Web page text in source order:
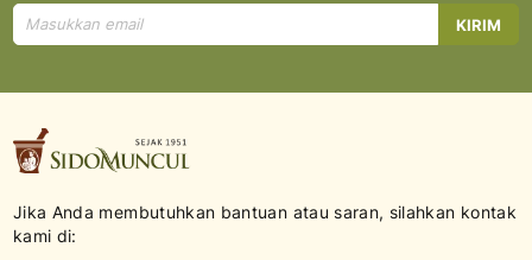
Mendaftar
untuk
KIRIM
Jika Anda membutuhkan bantuan atau saran, silahkan kontak
kami di: